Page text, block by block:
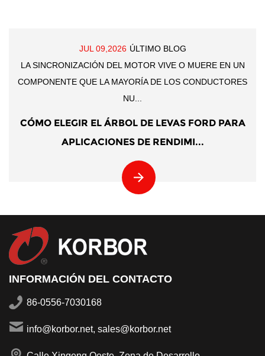
JUL 09,2026 ÚLTIMO BLOG
LA SINCRONIZACIÓN DEL MOTOR VIVE O MUERE EN UN
COMPONENTE QUE LA MAYORÍA DE LOS CONDUCTORES
NU...
CÓMO ELEGIR EL ÁRBOL DE LEVAS FORD PARA
APLICACIONES DE RENDIMI...
INFORMACIÓN DEL CONTACTO
86-0556-7030168
info@korbor.net, sales@korbor.net